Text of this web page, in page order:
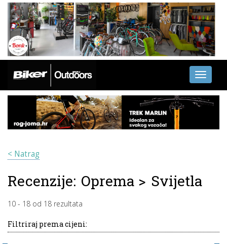
Toggle
< Natrag
Recenzije: Oprema > Svijetla
10 - 18 od 18 rezultata
Filtriraj prema cijeni: